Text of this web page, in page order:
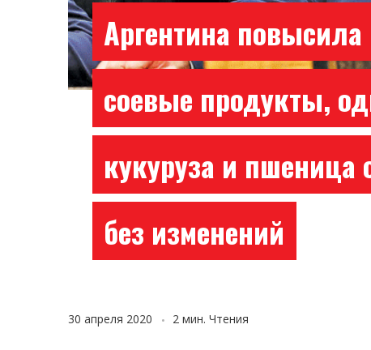
Аргентина повысила
соевые продукты,
кукуруза и пшеница
без изменений
30 апреля 2020 2 мин. Чтения